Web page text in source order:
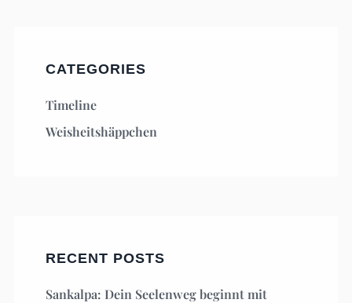
CATEGORIES
Timeline
Weisheitshäppchen
RECENT POSTS
Sankalpa: Dein Seelenweg beginnt mit